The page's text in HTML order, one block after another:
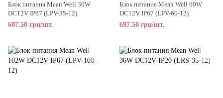
Блок питания Mean Well 36W
DC12V IP67 (LPV-35-12)
607.50 грн/шт.
Блок питания Mean Well 60W
DC12V IP67 (LPV-60-12)
697.50 грн/шт.